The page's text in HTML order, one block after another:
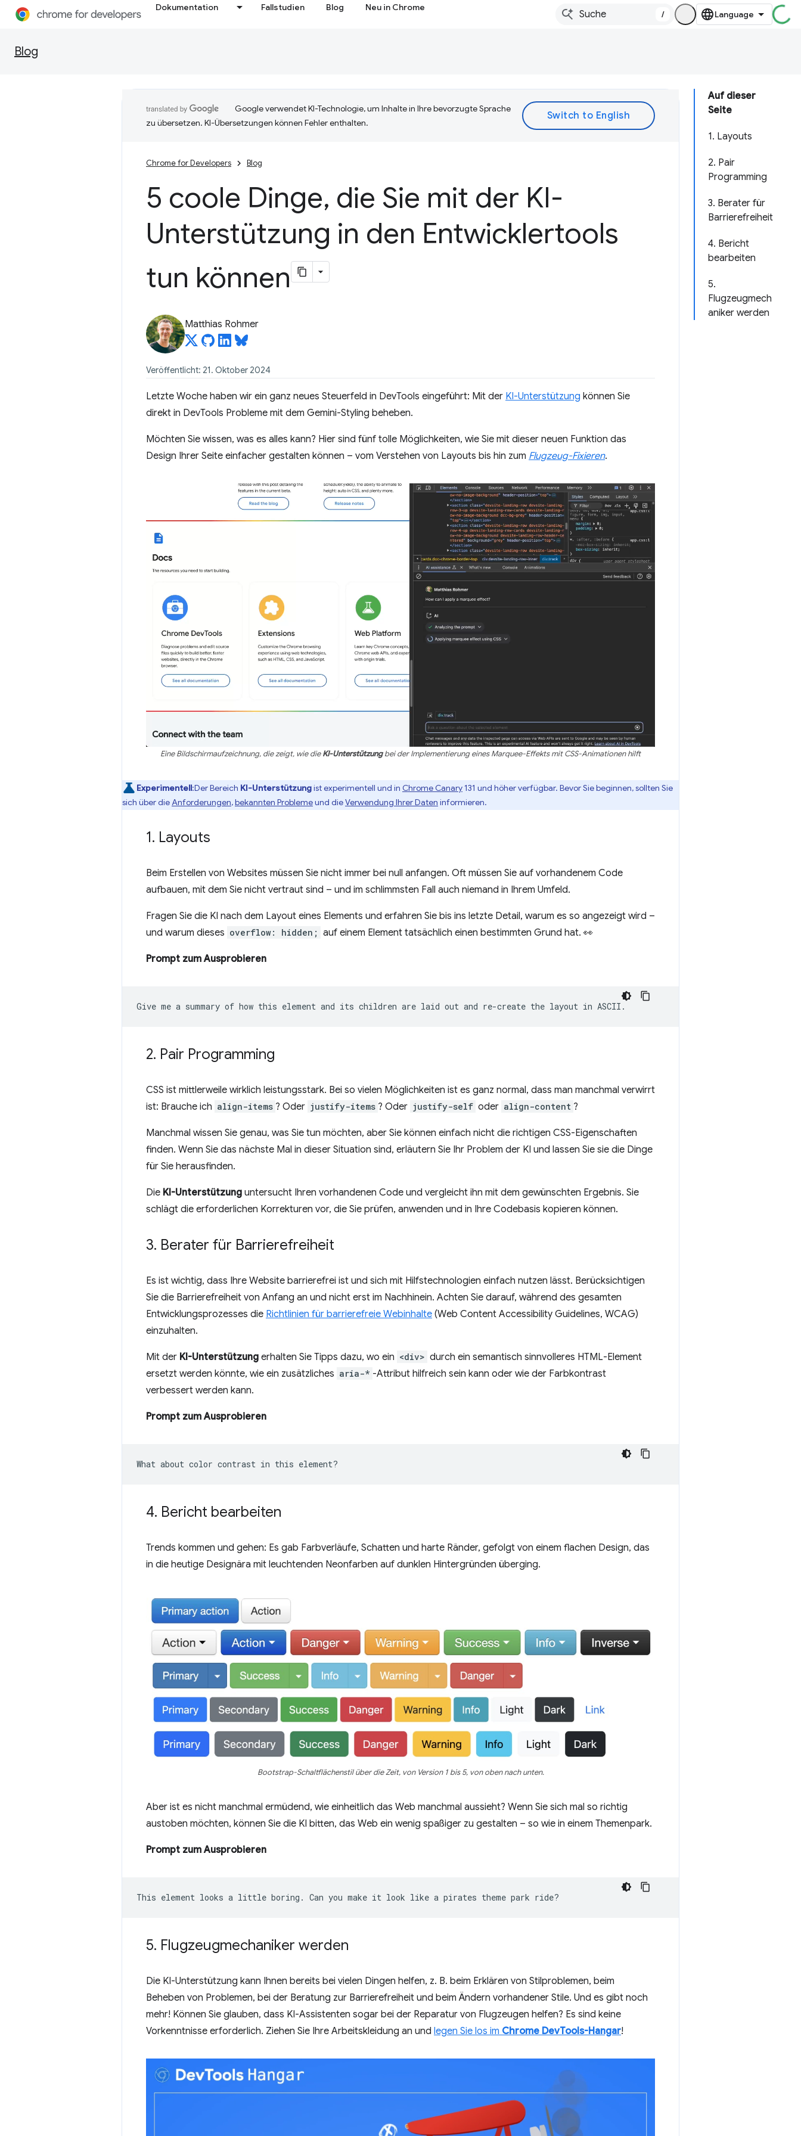
Dokumentation Fallstudien Blog Neu in Chrome
/
Blog
Auf dieser
Seite
1. Layouts
2. Pair
Programming
3. Berater für
Barrierefreiheit
4. Bericht
bearbeiten
5.
Flugzeugmech
aniker werden
Google verwendet KI-Technologie, um Inhalte in Ihre bevorzugte Sprache
zu übersetzen. KI-Übersetzungen können Fehler enthalten.
Chrome for Developers Blog
5 coole Dinge, die Sie mit der KI-
Unterstützung in den Entwicklertools
tun können
Matthias Rohmer
Veröffentlicht: 21. Oktober 2024
Letzte Woche haben wir ein ganz neues Steuerfeld in DevTools eingeführt: Mit der KI-Unterstützung können Sie
direkt in DevTools Probleme mit dem Gemini-Styling beheben.
Möchten Sie wissen, was es alles kann? Hier sind fünf tolle Möglichkeiten, wie Sie mit dieser neuen Funktion das
Design Ihrer Seite einfacher gestalten können – vom Verstehen von Layouts bis hin zum Flugzeug-Fixieren.
Eine Bildschirmaufzeichnung, die zeigt, wie dieKI-Unterstützungbei der Implementierung eines Marquee-Effekts mit CSS-Animationen hilft
Experimentell:Der Bereich KI-Unterstützungist experimentell und in Chrome Canary131 und höher verfügbar. Bevor Sie beginnen, sollten Sie
sich über dieAnforderungen,bekannten Problemeund dieVerwendung Ihrer Daten informieren.
1. Layouts
Beim Erstellen von Websites müssen Sie nicht immer bei null anfangen. Oft müssen Sie auf vorhandenem Code
aufbauen, mit dem Sie nicht vertraut sind – und im schlimmsten Fall auch niemand in Ihrem Umfeld.
Fragen Sie die KI nach dem Layout eines Elements und erfahren Sie bis ins letzte Detail, warum es so angezeigt wird –
und warum dieses overflow: hidden; auf einem Element tatsächlich einen bestimmten Grund hat. 👀
Prompt zum Ausprobieren
2. Pair Programming
CSS ist mittlerweile wirklich leistungsstark. Bei so vielen Möglichkeiten ist es ganz normal, dass man manchmal verwirrt
ist: Brauche ich align-items ? Oder justify-items ? Oder justify-self oder align-content ?
Manchmal wissen Sie genau, was Sie tun möchten, aber Sie können einfach nicht die richtigen CSS-Eigenschaften
finden. Wenn Sie das nächste Mal in dieser Situation sind, erläutern Sie Ihr Problem der KI und lassen Sie sie die Dinge
für Sie herausfinden.
Die KI-Unterstützung untersucht Ihren vorhandenen Code und vergleicht ihn mit dem gewünschten Ergebnis. Sie
schlägt die erforderlichen Korrekturen vor, die Sie prüfen, anwenden und in Ihre Codebasis kopieren können.
3. Berater für Barrierefreiheit
Es ist wichtig, dass Ihre Website barrierefrei ist und sich mit Hilfstechnologien einfach nutzen lässt. Berücksichtigen
Sie die Barrierefreiheit von Anfang an und nicht erst im Nachhinein. Achten Sie darauf, während des gesamten
Entwicklungsprozesses die Richtlinien für barrierefreie Webinhalte (Web Content Accessibility Guidelines, WCAG)
einzuhalten.
Mit der KI-Unterstützung erhalten Sie Tipps dazu, wo ein <div> durch ein semantisch sinnvolleres HTML-Element
ersetzt werden könnte, wie ein zusätzliches aria-* -Attribut hilfreich sein kann oder wie der Farbkontrast
verbessert werden kann.
Prompt zum Ausprobieren
4. Bericht bearbeiten
Trends kommen und gehen: Es gab Farbverläufe, Schatten und harte Ränder, gefolgt von einem flachen Design, das
in die heutige Designära mit leuchtenden Neonfarben auf dunklen Hintergründen überging.
Bootstrap-Schaltflächenstil über die Zeit, von Version 1 bis 5, von oben nach unten.
Aber ist es nicht manchmal ermüdend, wie einheitlich das Web manchmal aussieht? Wenn Sie sich mal so richtig
austoben möchten, können Sie die KI bitten, das Web ein wenig spaßiger zu gestalten – so wie in einem Themenpark.
Prompt zum Ausprobieren
5. Flugzeugmechaniker werden
Die KI-Unterstützung kann Ihnen bereits bei vielen Dingen helfen, z. B. beim Erklären von Stilproblemen, beim
Beheben von Problemen, bei der Beratung zur Barrierefreiheit und beim Ändern vorhandener Stile. Und es gibt noch
mehr! Können Sie glauben, dass KI-Assistenten sogar bei der Reparatur von Flugzeugen helfen? Es sind keine
Vorkenntnisse erforderlich. Ziehen Sie Ihre Arbeitskleidung an und legen Sie los im Chrome DevTools-Hangar!